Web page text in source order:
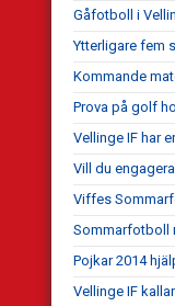
Gåfotboll i
Ytterligare fem
Kommande
Prova på golf
Vellinge IF har
Vill du
Viffes
Sommarfotboll
Pojkar 2014
Vellinge IF